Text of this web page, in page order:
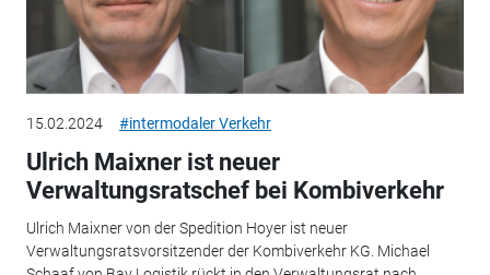
15.02.2024 #intermodaler Verkehr
Ulrich Maixner ist neuer
Verwaltungsratschef bei Kombiverkehr
Ulrich Maixner von der Spedition Hoyer ist neuer
Verwaltungsratsvorsitzender der Kombiverkehr KG. Michael